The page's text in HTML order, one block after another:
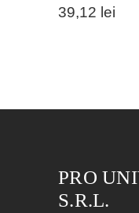
39,12 lei
PRO
S.R.L.